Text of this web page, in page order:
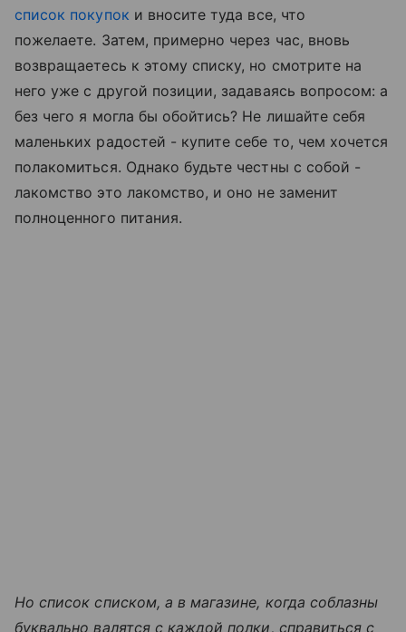
список покупок и вносите туда все, что
пожелаете. Затем, примерно через час, вновь
возвращаетесь к этому списку, но смотрите на
него уже с другой позиции, задаваясь вопросом: а
без чего я могла бы обойтись? Не лишайте себя
маленьких радостей - купите себе то, чем хочется
полакомиться. Однако будьте честны с собой -
лакомство это лакомство, и оно не заменит
полноценного питания.
Но список списком, а в магазине, когда соблазны
буквально валятся с каждой полки, справиться с